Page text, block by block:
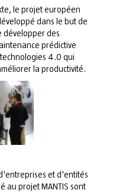
le projet européen
dans le but de
développer des
prédictive
4.0 qui
la productivité.
et d'entités
au projet MANTIS sont